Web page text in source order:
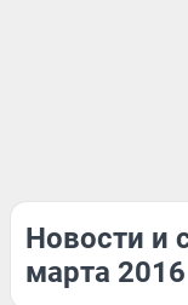
Новости и
марта 2016